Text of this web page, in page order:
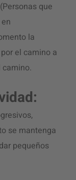
que
la
el camino a
camino.
se mantenga
pequeños